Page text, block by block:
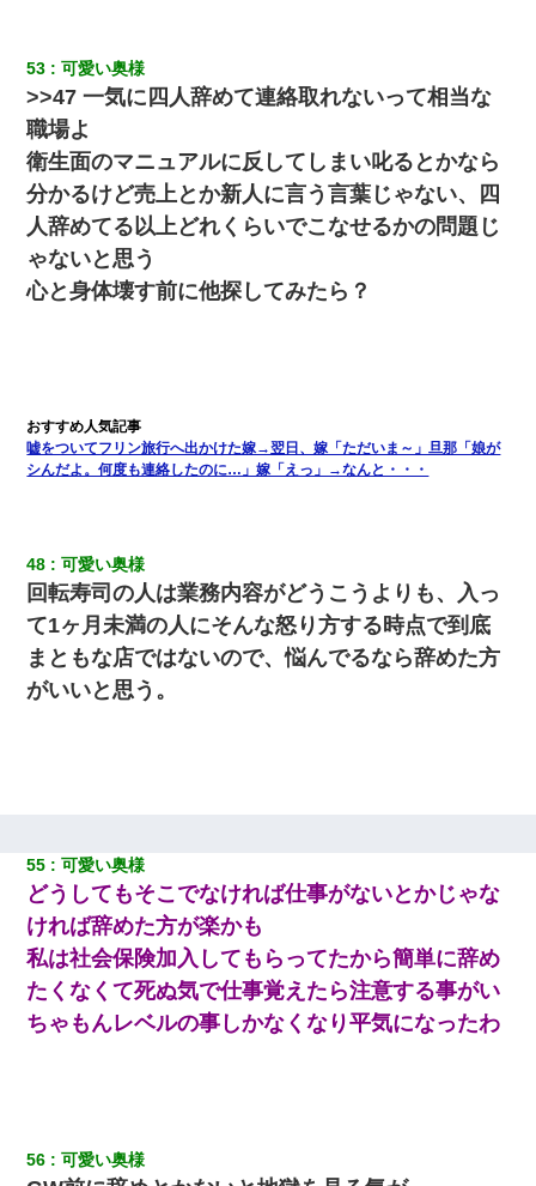
53 可愛い奥様
>>47 一気に四人辞めて連絡取れないって相当な
職場よ
衛生面のマニュアルに反してしまい叱るとかなら
分かるけど売上とか新人に言う言葉じゃない、四
人辞めてる以上どれくらいでこなせるかの問題じ
ゃないと思う
心と身体壊す前に他探してみたら？
嘘をついてフリン旅行へ出かけた嫁→翌日、嫁「ただいま～」旦那「娘が
シんだよ。何度も連絡したのに…」嫁「えっ」→なんと・・・
48 可愛い奥様
回転寿司の人は業務内容がどうこうよりも、入っ
て1ヶ月未満の人にそんな怒り方する時点で到底
まともな店ではないので、悩んでるなら辞めた方
がいいと思う。
55 可愛い奥様
どうしてもそこでなければ仕事がないとかじゃな
ければ辞めた方が楽かも
私は社会保険加入してもらってたから簡単に辞め
たくなくて死ぬ気で仕事覚えたら注意する事がい
ちゃもんレベルの事しかなくなり平気になったわ
56 可愛い奥様